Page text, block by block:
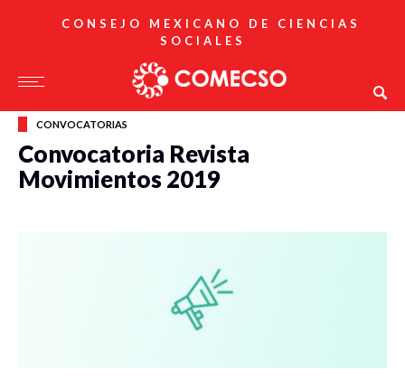
CONSEJO MEXICANO DE CIENCIAS
SOCIALES
CONVOCATORIAS
Convocatoria Revista
Movimientos 2019